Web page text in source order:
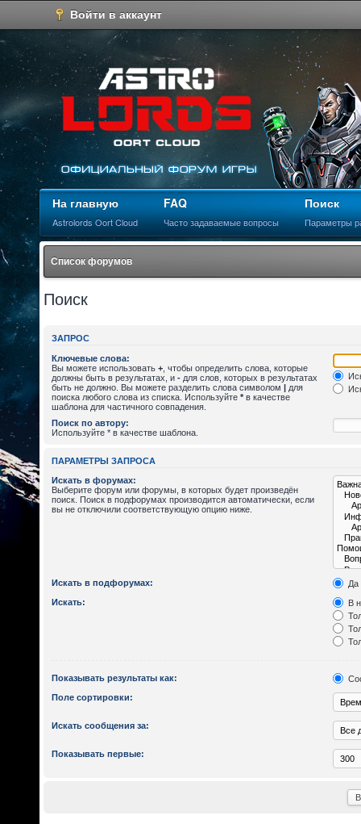
Войти в аккаунт
На главную
Astrolords Oort Cloud
FAQ
Часто задаваемые вопросы
Поиск
Параметры
Список форумов
Поиск
ЗАПРОС
Ключевые слова:
Вы можете использовать + , чтобы определить слова, которые
должны быть в результатах, и - для слов, которых в результатах
быть не должно. Вы можете разделить слова символом | для
поиска любого слова из списка. Используйте * в качестве
шаблона для частичного совпадения.
Поиск по автору:
Используйте * в качестве шаблона.
ПАРАМЕТРЫ ЗАПРОСА
Искать в форумах:
Выберите форум или форумы, в которых будет произведён
поиск. Поиск в подфорумах производится автоматически, если
вы не отключили соответствующую опцию ниже.
Искать в подфорумах:
Да
Искать:
В
Показывать результаты как:
Поле сортировки:
Искать сообщения за:
Показывать первые: